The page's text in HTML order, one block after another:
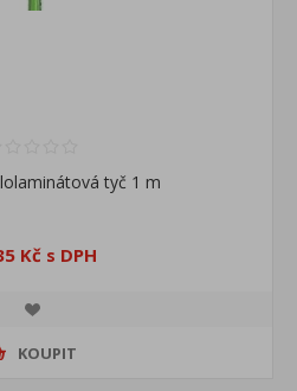
tyč 1 m
Kč s DPH
KOUPIT